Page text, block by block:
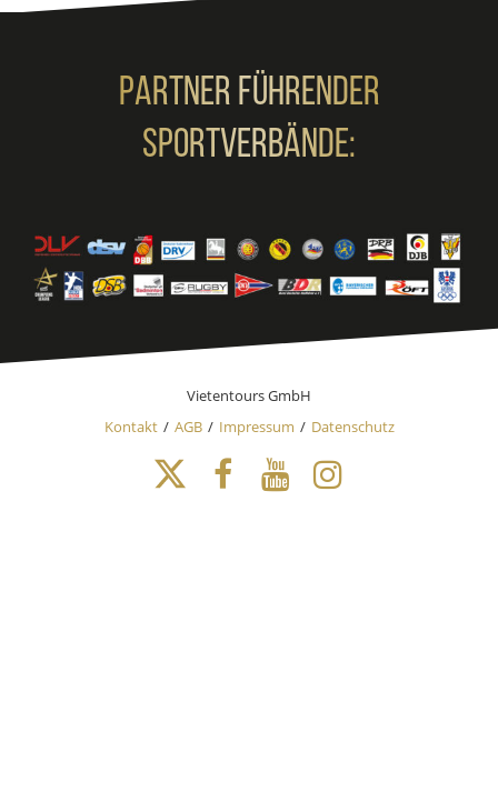
Partner Führender
Sportverbände:
Vietentours GmbH
Kontakt
AGB Impressum Datenschutz